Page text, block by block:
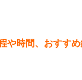
や時間、おすす